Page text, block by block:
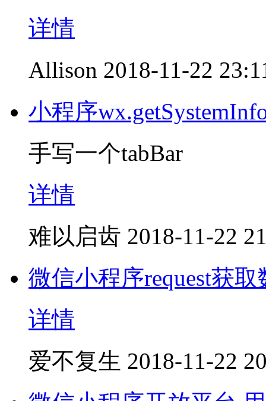
详情
Allison 2018-11-22
小程序
手写一个tabBar
详情
难以启齿 2018-11-22
微信小程序request获取
详情
爱不复生 2018-11-22